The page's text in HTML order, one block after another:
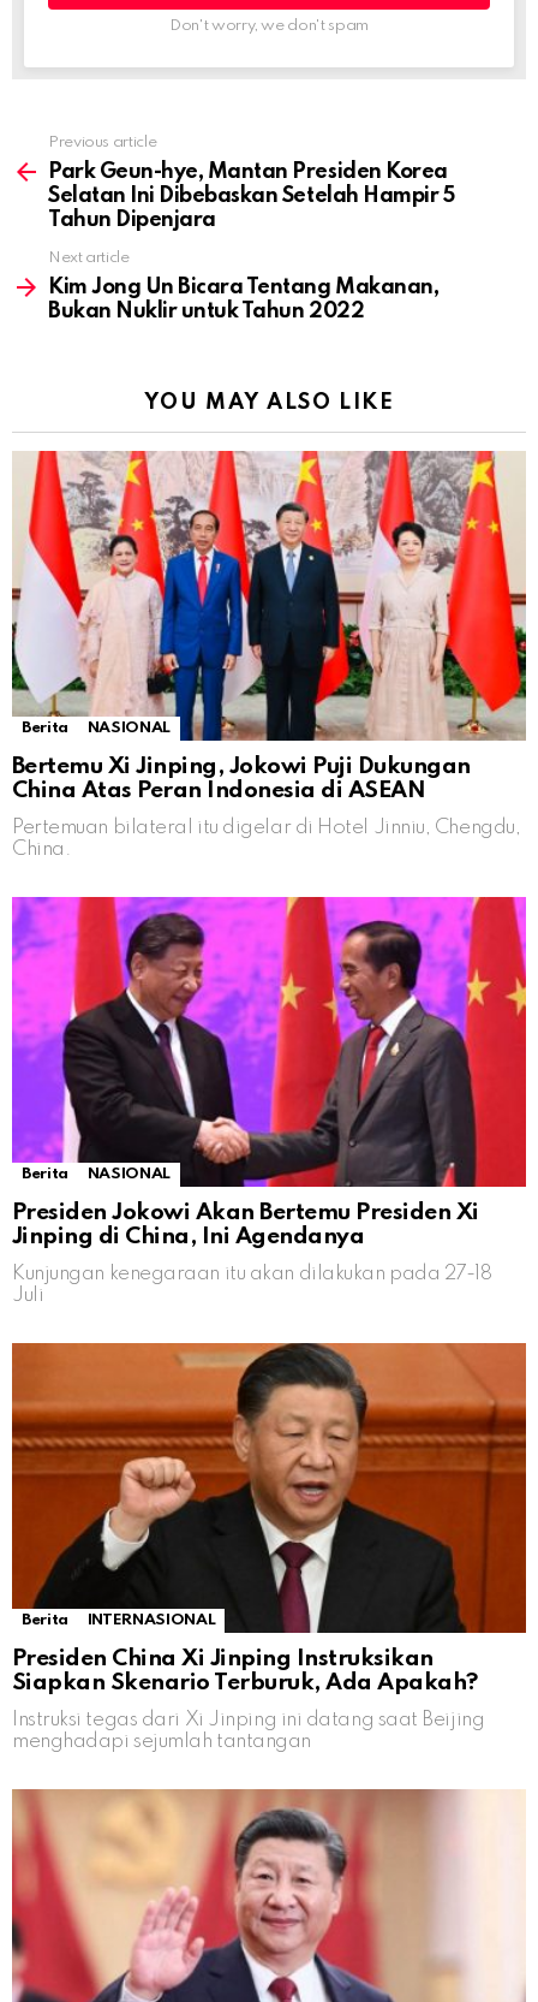
Don't worry, we don't spam
more
Previous article
Park Geun-hye, Mantan Presiden Korea
Selatan Ini Dibebaskan Setelah Hampir 5
Tahun Dipenjara
Next article
Kim Jong Un Bicara Tentang Makanan,
Bukan Nuklir untuk Tahun 2022
YOU MAY ALSO LIKE
Berita NASIONAL
Bertemu Xi Jinping, Jokowi Puji Dukungan
China Atas Peran Indonesia di ASEAN
Pertemuan bilateral itu digelar di Hotel Jinniu, Chengdu,
China.
Berita NASIONAL
Presiden Jokowi Akan Bertemu Presiden Xi
Jinping di China, Ini Agendanya
Kunjungan kenegaraan itu akan dilakukan pada 27-18
Juli
Berita INTERNASIONAL
Presiden China Xi Jinping Instruksikan
Siapkan Skenario Terburuk, Ada Apakah?
Instruksi tegas dari Xi Jinping ini datang saat Beijing
menghadapi sejumlah tantangan